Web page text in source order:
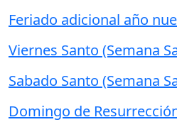
Feriado adicional año
Viernes Santo (Semana
Sabado Santo (Semana
Domingo de